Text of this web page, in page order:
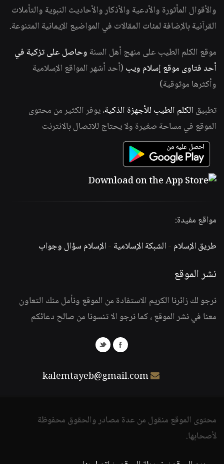
والأقوال المأثورة والأدعية والأذكار والأحاديث النبوية والتأملات
القرآنية بالإضافة لمئات المقالات في المواضيع الإيمانية المتنوعة.
موقع الكلم الطيب على منهج أهل السنة وحاصل على تزكية في
أحد فتاوى موقع إسلام ويب (أحد أشهر المواقع الإسلامية
وأكثرها موثوقية)
تطبيق الكلم الطيب للأجهزة الذكية، يوفر الكثير من محتوى
الموقع في مساحة صغيرة ولا يحتاج للاتصال بالانترنت
مواقع مفيدة:
طريق الإسلام -الشبكة الإسلامية -الإسلام سؤال وجواب
نشر الموقع
نرجو لك زائرنا الكريم الاستفادة من الموقع ونأمل منك التعاون
معنا في نشر الموقع ، كما نرجو الا تنسونا من صالح دعائكم
kalemtayeb@gmail.com
محتوى الموقع منقول من عدة مصادر والحقوق محفوظة
لأصحابها.